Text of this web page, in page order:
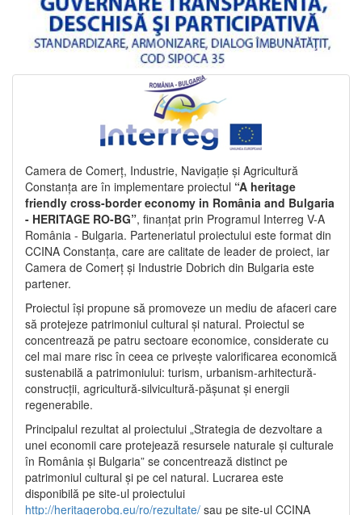
Camera de Comerț, Industrie, Navigație și Agricultură
Constanța are în implementare proiectul “A heritage
friendly cross-border economy in România and Bulgaria
- HERITAGE RO-BG”, finanțat prin Programul Interreg V-A
România - Bulgaria. Parteneriatul proiectului este format din
CCINA Constanța, care are calitate de leader de proiect, iar
Camera de Comerț și Industrie Dobrich din Bulgaria este
partener.
Proiectul își propune să promoveze un mediu de afaceri care
să protejeze patrimoniul cultural și natural. Proiectul se
concentrează pe patru sectoare economice, considerate cu
cel mai mare risc în ceea ce privește valorificarea economică
sustenabilă a patrimoniului: turism, urbanism-arhitectură-
construcții, agricultură-silvicultură-pășunat și energii
regenerabile.
Principalul rezultat al proiectului „Strategia de dezvoltare a
unei economii care protejează resursele naturale și culturale
în România și Bulgaria” se concentrează distinct pe
patrimoniul cultural și pe cel natural. Lucrarea este
disponibilă pe site-ul proiectului
http://heritagerobg.eu/ro/rezultate/ sau pe site-ul CCINA